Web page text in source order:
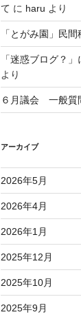
て に haru より
「とがみ園」民
「迷惑ブログ？
より
６月議会 一般質
アーカイブ
2026年5月
2026年4月
2026年1月
2025年12月
2025年10月
2025年9月